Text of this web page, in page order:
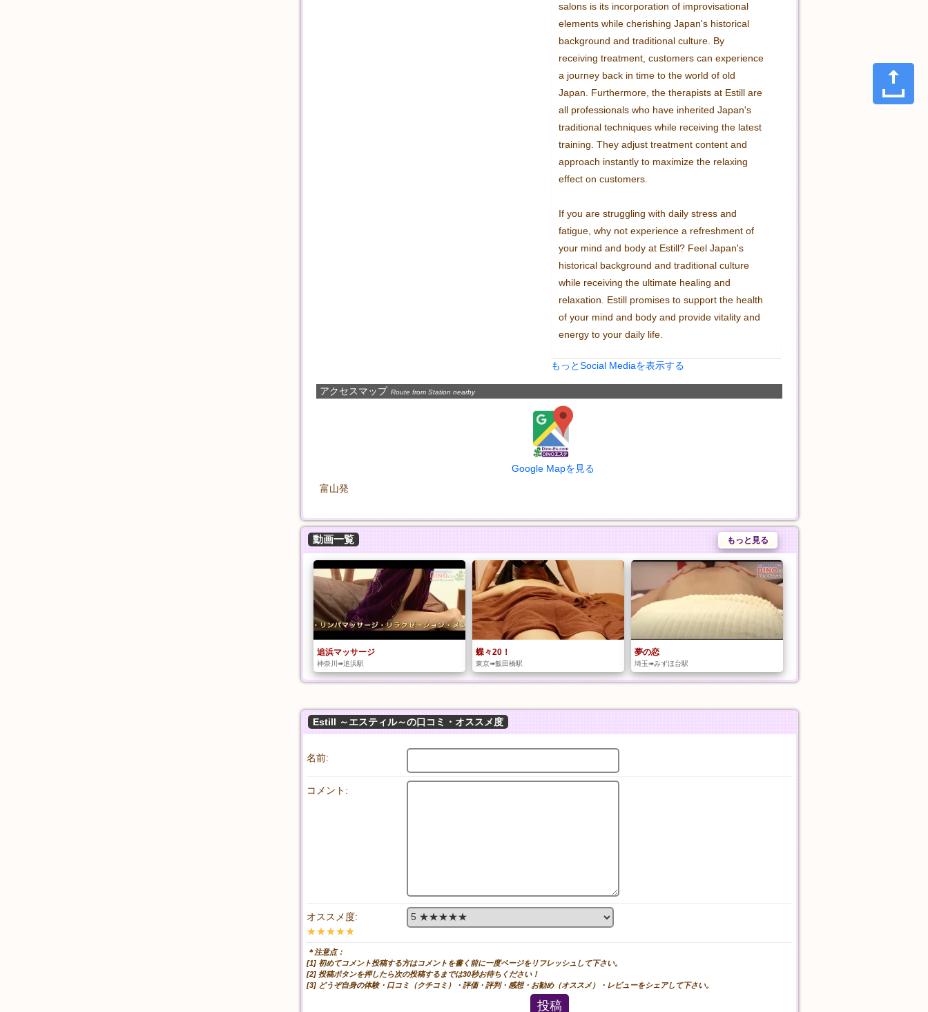
salons is its incorporation of improvisational
elements while cherishing Japan's historical
background and traditional culture. By
receiving treatment, customers can experience
a journey back in time to the world of old
Japan. Furthermore, the therapists at Estill are
all professionals who have inherited Japan's
traditional techniques while receiving the latest
training. They adjust treatment content and
approach instantly to maximize the relaxing
effect on customers.
If you are struggling with daily stress and
fatigue, why not experience a refreshment of
your mind and body at Estill? Feel Japan's
historical background and traditional culture
while receiving the ultimate healing and
relaxation. Estill promises to support the health
of your mind and body and provide vitality and
energy to your daily life.
もっとSocial Mediaを表示する
アクセスマップ Route from Station nearby
Google Mapを見る
富山発
動画一覧 もっと見る
追浜マッサージ
神奈川➠追浜駅
蝶々20！
東京➠飯田橋駅
夢の恋
埼玉➠みずほ台駅
Estill ～エスティル～の口コミ・オススメ度
名前:
コメント:
オススメ度:
★★★★★
＊注意点：
[1] 初めてコメント投稿する方はコメントを書く前に一度ページをリフレッシュして下さい。
[2] 投稿ボタンを押したら次の投稿するまでは30秒お待ちください！
[3] どうぞ自身の体験・口コミ（クチコミ）・評価・評判・感想・お勧め（オススメ）・レビューをシェアして下さい。
投稿